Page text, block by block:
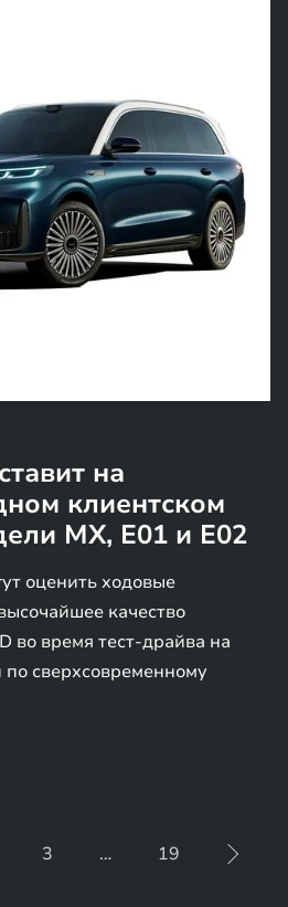
на
клиентском
MX, E01 и E02
оценить ходовые
качество
во время тест-драйва на
по сверхсовременному
3 … 19